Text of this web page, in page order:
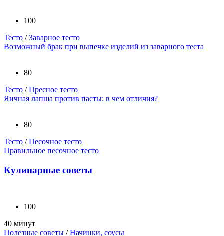
100
Тесто /Заварное тесто
Возможный брак при выпечке изделий из заварного теста
80
Тесто /Пресное тесто
Яичная лапша против пасты: в чем отличия?
80
Тесто /Песочное тесто
Правильное песочное тесто
Кулинарные советы
100
40 минут
Полезные советы /Начинки, соусы